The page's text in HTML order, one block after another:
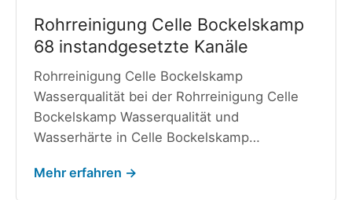
Rohrreinigung Celle Bockelskamp
68 instandgesetzte Kanäle
Rohrreinigung Celle Bockelskamp
Wasserqualität bei der Rohrreinigung Celle
Bockelskamp Wasserqualität und
Wasserhärte in Celle Bockelskamp…
Mehr erfahren →